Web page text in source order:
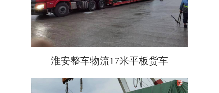
淮安整车物流17米平板货车